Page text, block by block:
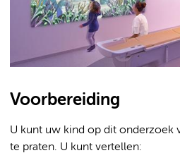
Voorbereiding
U kunt uw kind op dit onderzoek
te praten. U kunt vertellen: